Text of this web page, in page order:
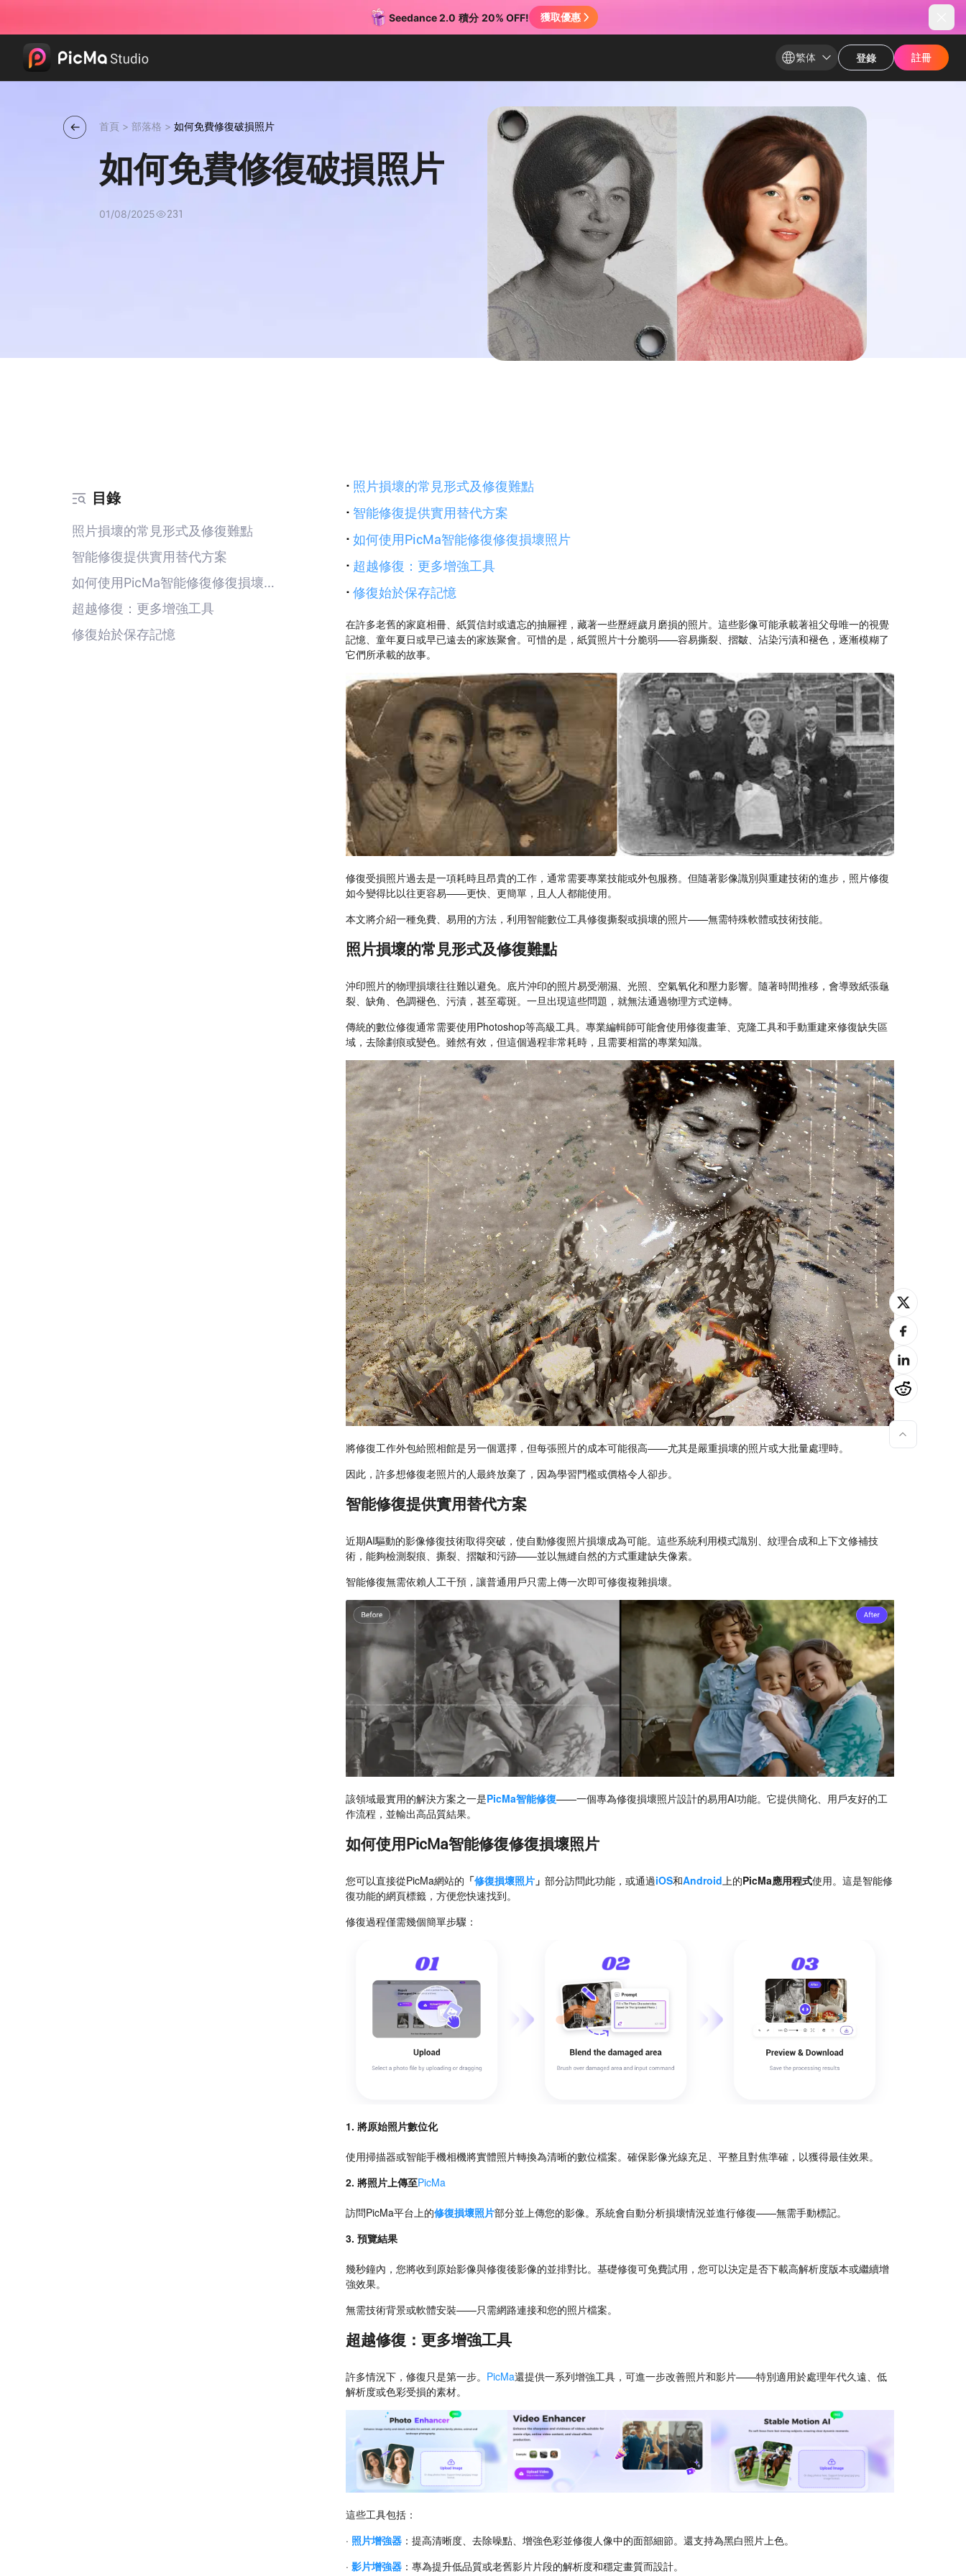
繁体 登錄 註冊​
註冊​
首頁 > 部落格 > 如何免費修復破損照片
如何免費修復破損照片
01/08/2025 231
目錄
照片損壞的常見形式及修復難點
智能修復提供實用替代方案
如何使用PicMa智能修復修復損壞照
片
超越修復：更多增強工具
修復始於保存記憶
· 照片損壞的常見形式及修復難點
· 智能修復提供實用替代方案
·如何使用PicMa智能修復修復損壞照片
· 超越修復：更多增強工具
·修復始於保存記憶
在許多老舊的家庭相冊、紙質信封或遺忘的抽屜裡，藏著一些歷經歲月磨損的照片。這些影像可能承載著祖父母唯一的視覺
記憶、童年夏日或早已遠去的家族聚會。可惜的是，紙質照片十分脆弱——容易撕裂、摺皺、沾染污漬和褪色，逐漸模糊了
它們所承載的故事。
修復受損照片過去是一項耗時且昂貴的工作，通常需要專業技能或外包服務。但隨著影像識別與重建技術的進步，照片修復
如今變得比以往更容易——更快、更簡單，且人人都能使用。
本文將介紹一種免費、易用的方法，利用智能數位工具修復撕裂或損壞的照片——無需特殊軟體或技術技能。
照片損壞的常見形式及修復難點
沖印照片的物理損壞往往難以避免。底片沖印的照片易受潮濕、光照、空氣氧化和壓力影響。隨著時間推移，會導致紙張龜
裂、缺角、色調褪色、污漬，甚至霉斑。一旦出現這些問題，就無法通過物理方式逆轉。
傳統的數位修復通常需要使用Photoshop等高級工具。專業編輯師可能會使用修復畫筆、克隆工具和手動重建來修復缺失區
域，去除劃痕或變色。雖然有效，但這個過程非常耗時，且需要相當的專業知識。
將修復工作外包給照相館是另一個選擇，但每張照片的成本可能很高——尤其是嚴重損壞的照片或大批量處理時。
因此，許多想修復老照片的人最終放棄了，因為學習門檻或價格令人卻步。
智能修復提供實用替代方案
近期AI驅動的影像修復技術取得突破，使自動修復照片損壞成為可能。這些系統利用模式識別、紋理合成和上下文修補技
術，能夠檢測裂痕、撕裂、摺皺和污跡——並以無縫自然的方式重建缺失像素。
智能修復無需依賴人工干預，讓普通用戶只需上傳一次即可修復複雜損壞。
該領域最實用的解決方案之一是PicMa智能修復——一個專為修復損壞照片設計的易用AI功能。它提供簡化、用戶友好的工
作流程，並輸出高品質結果。
如何使用PicMa智能修復修復損壞照片
您可以直接從PicMa網站的 「修復損壞照片 」部分訪問此功能，或通過iOS和Android 上的PicMa應用程式使用。這是智能修
復功能的網頁標籤，方便您快速找到。
修復過程僅需幾個簡單步驟：
1. 將原始照片數位化
使用掃描器或智能手機相機將實體照片轉換為清晰的數位檔案。確保影像光線充足、平整且對焦準確，以獲得最佳效果。
2. 將照片上傳至PicMa
訪問PicMa平台上的修復損壞照片部分並上傳您的影像。系統會自動分析損壞情況並進行修復——無需手動標記。
3. 預覽結果
幾秒鐘內，您將收到原始影像與修復後影像的並排對比。基礎修復可免費試用，您可以決定是否下載高解析度版本或繼續增
強效果。
無需技術背景或軟體安裝——只需網路連接和您的照片檔案。
超越修復：更多增強工具
許多情況下，修復只是第一步。 PicMa還提供一系列增強工具，可進一步改善照片和影片——特別適用於處理年代久遠、低
解析度或色彩受損的素材。
這些工具包括：
· 照片增強器 ：提高清晰度、去除噪點、增強色彩並修復人像中的面部細節。還支持為黑白照片上色。
·影片增強器 ：專為提升低品質或老舊影片片段的解析度和穩定畫質而設計。
Seedance 2.0 積分 20% OFF! 獲取優惠